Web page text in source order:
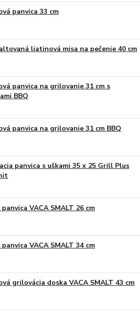
panvica 33 cm
liatinová misa na pečenie 40 cm
panvica na grilovanie 31 cm s
BBQ
panvica na grilovanie 31 cm BBQ
panvica s uškami 35 x 25 Grill Plus
VACA SMALT 26 cm
VACA SMALT 34 cm
grilovácia doska VACA SMALT 43 cm